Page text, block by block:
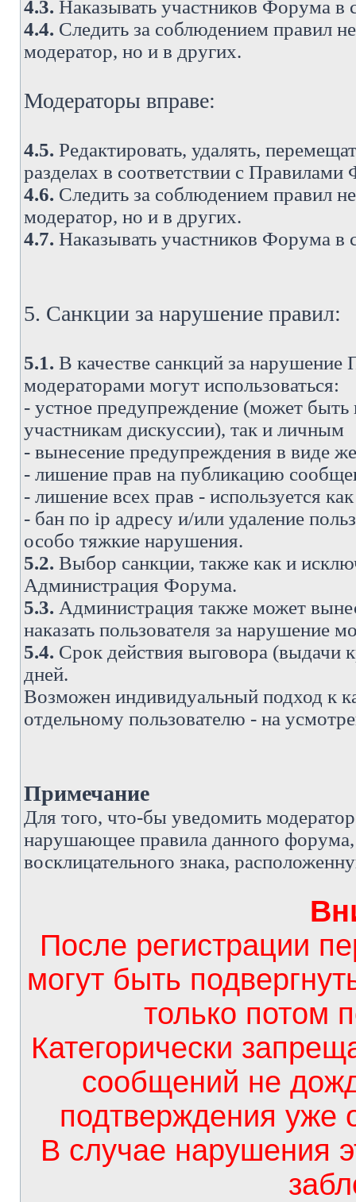
4.3. Наказывать участников Форума
4.4. Следить за соблюдением правил
модератор, но и в других.
Модераторы вправе:
4.5. Редактировать, удалять,
разделах в соответствии с
4.6. Следить за соблюдением правил
модератор, но и в других.
4.7. Наказывать участников Форума
5. Санкции за нарушение правил:
5.1. В качестве санкций за
модераторами могут использоваться:
- устное предупреждение (может
участникам дискуссии), так и личным
- вынесение предупреждения в виде
- лишение прав на публикацию
- лишение всех прав - используется
- бан по ip адресу и/или удаление
особо тяжкие нарушения.
5.2. Выбор санкции, также как и
Администрация Форума.
5.3. Администрация также может
наказать пользователя за
5.4. Срок действия выговора (выдачи
дней.
Возможен индивидуальный подход к
отдельному пользователю - на
Примечание
Для того, что-бы уведомить
нарушающее правила данного форума,
восклицательного знака,
После регистрации
могут быть
только потом
Категорически
сообщений не
подтверждения уже
В случае нарушения